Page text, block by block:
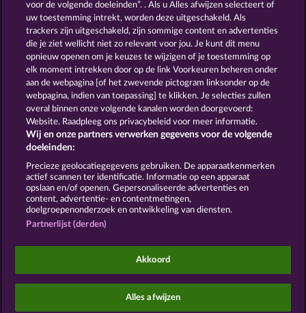
GOLDEN EI OF
MOORHUHN
FOREVER
DIAMONDS
Toon alle spelletjes
Algemene voorwaarden Privacyverklaring
Colofon Bedrijf FAQ Facebook
Terugbetalingsverzoek indienen
Sociale casino games zijn enkel bedoeld voor
entertainment en hebben absoluut geen enkele
gokken met echt geld.
©2026 Whow Games GmbH
voor de volgende doeleinden”. . Als u Alles afwijzen selecteert of
uw toestemming intrekt, worden deze uitgeschakeld. Als
trackers zijn uitgeschakeld, zijn sommige content en advertenties
die je ziet wellicht niet zo relevant voor jou. Je kunt dit menu
opnieuw openen om je keuzes te wijzigen of je toestemming op
elk moment intrekken door op de link Voorkeuren beheren onder
aan de webpagina [of het zwevende pictogram linksonder op de
webpagina, indien van toepassing] te klikken. Je selecties zullen
overal binnen onze volgende kanalen worden doorgevoerd:
Website. Raadpleeg ons privacybeleid voor meer informatie.
Wij en onze partners verwerken gegevens voor de volgende
doeleinden:
Precieze geolocatiegegevens gebruiken. De apparaatkenmerken
actief scannen ter identificatie. Informatie op een apparaat
opslaan en/of openen. Gepersonaliseerde advertenties en
content, advertentie- en contentmetingen,
doelgroepenonderzoek en ontwikkeling van diensten.
Partnerlijst (derden)
Akkoord
Alles afwijzen